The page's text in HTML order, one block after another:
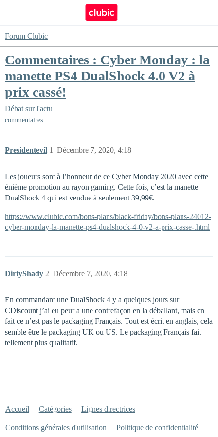
Forum Clubic
Commentaires : Cyber Monday : la
manette PS4 DualShock 4.0 V2 à
prix cassé!
Débat sur l'actu
commentaires
Presidentevil Décembre 7, 2020, 4:18
1
Les joueurs sont à l’honneur de ce Cyber Monday 2020 avec cette
énième promotion au rayon gaming. Cette fois, c’est la manette
DualShock 4 qui est vendue à seulement 39,99€.
https://www.clubic.com/bons-plans/black-friday/bons-plans-24012-
cyber-monday-la-manette-ps4-dualshock-4-0-v2-a-prix-casse-.html
DirtyShady Décembre 7, 2020, 4:18
2
En commandant une DualShock 4 y a quelques jours sur
CDiscount j’ai eu peur a une contrefaçon en la déballant, mais en
fait ce n’est pas le packaging Français. Tout est écrit en anglais, cela
semble être le packaging UK ou US. Le packaging Français fait
tellement plus qualitatif.
Accueil Catégories Lignes directrices
Conditions générales d'utilisation Politique de confidentialité